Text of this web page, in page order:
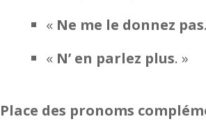
« Ne me le donnez pas
« N’ en parlez plus. »
Place des pronoms